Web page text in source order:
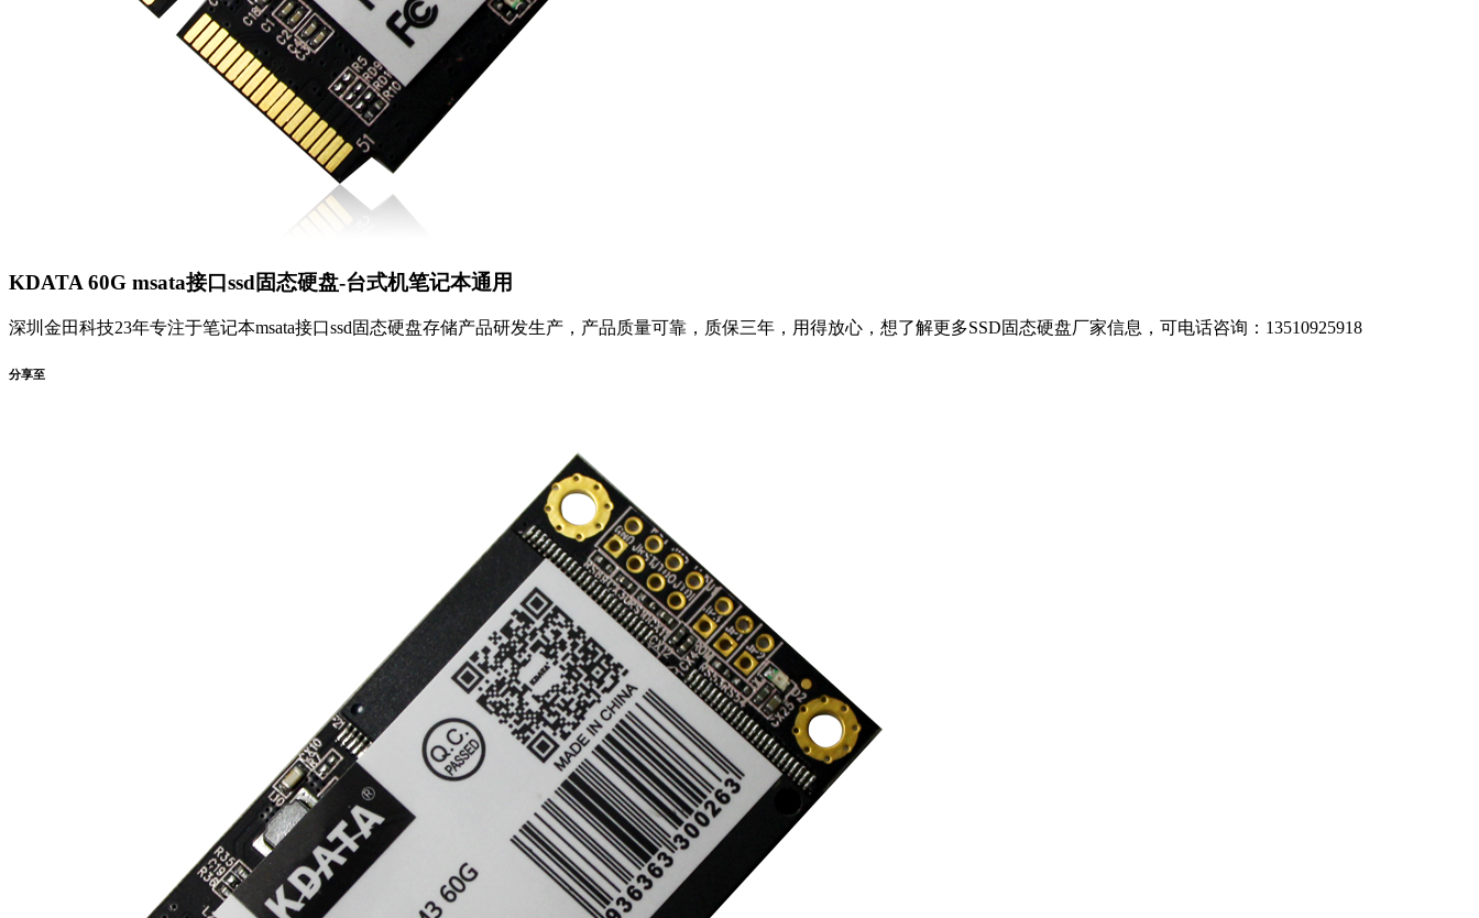
KDATA 60G msata接口ssd固态硬盘-台式机笔记本通用
深圳金田科技23年专注于笔记本msata接口ssd固态硬盘存储产品研发生产，产品质量可靠，质保三年，用得放心，想了解更多SSD固态硬盘厂家信息，可电话咨询：13510925918
分享至